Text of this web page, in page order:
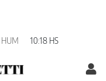
HUM 10:18 HS